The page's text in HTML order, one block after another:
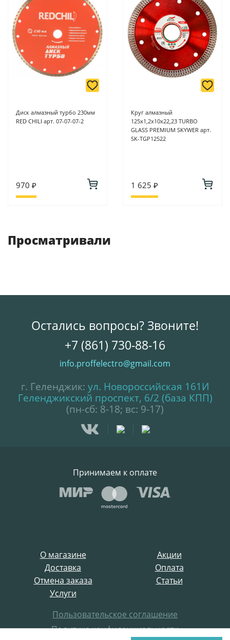
Диск алмазный турбо 230мм
RED CHILI арт. 07-07-07-2
970 ₽
Круг алмазный
125х1,2х10х22,23 TURBO
GLASS PREMIUM SKYWER арт.
SK-TGP12522
1 625 ₽
Просматривали
О магазине
Акции
Доставка
Оплата
Отмена заказа
Статьи
Услуги
Пользовательское соглашение
Политика конфиденциальности
Остались вопросы? Звоните!
+7 (861) 730-88-16
info.proffelectro@gmail.com
г. Геленджик: ул. Новороссийская 161И
Геленджикский проспект, 6/2 (база КПП)
(пн-сб: 8-18; вс: 9-17)
Принимаем к оплате